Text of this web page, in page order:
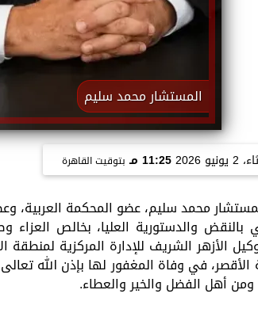
المستشار محمد سليم
2026 11:25 مـ بتوقيت القاهرة
محمد سليم، عضو المحكمة العربية،
بالنقض والدستورية العليا، بخالص
الأزهر الشريف للإدارة المركزية
في وفاة المغفور لها بإذن الله
ومن أهل الفضل والخير والعطاء.